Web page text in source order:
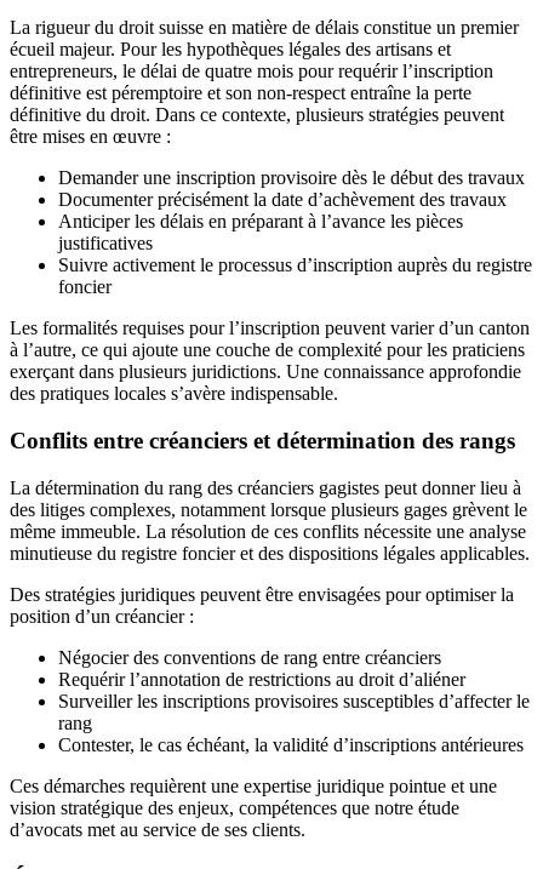
La rigueur du droit suisse en matière de délais constitue un premier
écueil majeur. Pour les hypothèques légales des artisans et
entrepreneurs, le délai de quatre mois pour requérir l’inscription
définitive est péremptoire et son non-respect entraîne la perte
définitive du droit. Dans ce contexte, plusieurs stratégies peuvent
être mises en œuvre :
Demander une inscription provisoire dès le début des travaux
Documenter précisément la date d’achèvement des travaux
Anticiper les délais en préparant à l’avance les pièces
justificatives
Suivre activement le processus d’inscription auprès du registre
foncier
Les formalités requises pour l’inscription peuvent varier d’un canton
à l’autre, ce qui ajoute une couche de complexité pour les praticiens
exerçant dans plusieurs juridictions. Une connaissance approfondie
des pratiques locales s’avère indispensable.
Conflits entre créanciers et détermination des rangs
La détermination du rang des créanciers gagistes peut donner lieu à
des litiges complexes, notamment lorsque plusieurs gages grèvent le
même immeuble. La résolution de ces conflits nécessite une analyse
minutieuse du registre foncier et des dispositions légales applicables.
Des stratégies juridiques peuvent être envisagées pour optimiser la
position d’un créancier :
Négocier des conventions de rang entre créanciers
Requérir l’annotation de restrictions au droit d’aliéner
Surveiller les inscriptions provisoires susceptibles d’affecter le
rang
Contester, le cas échéant, la validité d’inscriptions antérieures
Ces démarches requièrent une expertise juridique pointue et une
vision stratégique des enjeux, compétences que notre étude
d’avocats met au service de ses clients.